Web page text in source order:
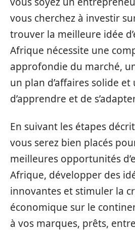
vous cherchez à investir
trouver la meilleure idée
Afrique nécessite une
approfondie du marché,
un plan d’affaires solide
d’apprendre et de
En suivant les étapes
vous serez bien placés
meilleures opportunités
Afrique, développer des
innovantes et stimuler la
économique sur le
à vos marques, prêts,